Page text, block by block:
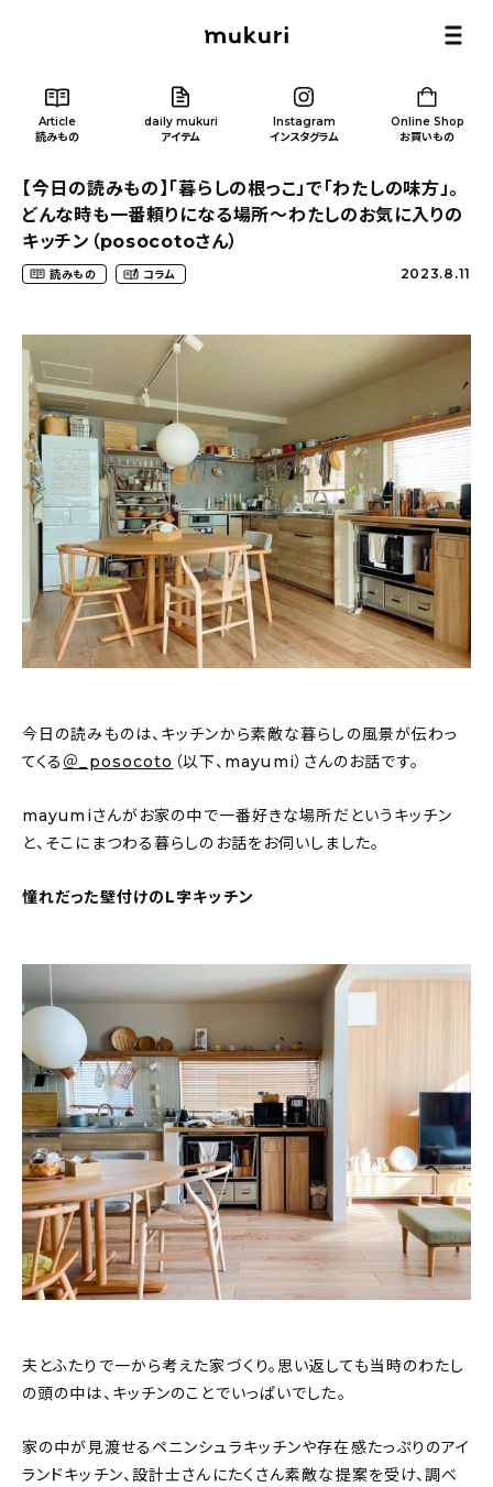
Article
読みもの
daily mukuri
アイテム
Instagram
インスタグラム
Online Shop
お買いもの
カテゴリー一覧
新着記事
人気の記事
おすすめの記事
コラム
インテリア
収納/掃除
新着記事
人気の記事
おすすめの記事
インテリア
日用品
キッチン
キッズ
【今日の読みもの】「暮らしの根っこ」で「わたしの味方」。
どんな時も一番頼りになる場所〜わたしのお気に入りの
キッチン（posocotoさん）
読みもの コラム 2023.8.11
今日の読みものは、キッチンから素敵な暮らしの風景が伝わっ
てくる ＠_posocoto （以下、mayumi）さんのお話です。
mayumiさんがお家の中で一番好きな場所だというキッチン
と、そこにまつわる暮らしのお話をお伺いしました。
憧れだった壁付けのL字キッチン
夫とふたりで一から考えた家づくり。思い返しても当時のわたし
の頭の中は、キッチンのことでいっぱいでした。
家の中が見渡せるペニンシュラキッチンや存在感たっぷりのアイ
ランドキッチン、設計士さんにたくさん素敵な提案を受け、調べ